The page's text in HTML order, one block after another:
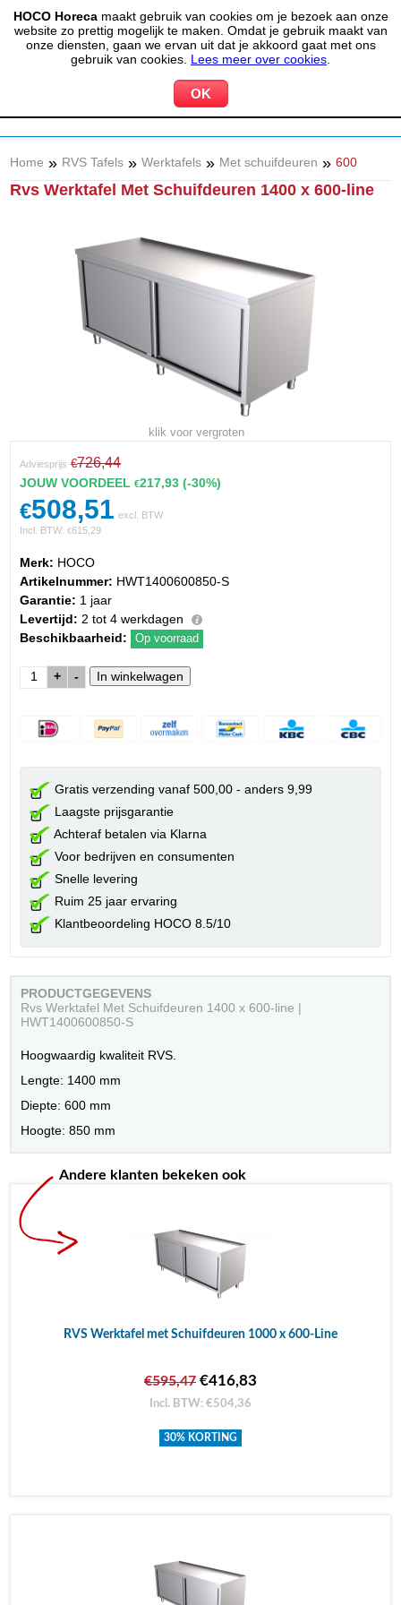
HOCO Horecamaakt gebruik van cookies om je bezoek aan onze
website zo prettig mogelijk te maken. Omdat je gebruik maakt van
onze diensten, gaan we ervan uit dat je akkoord gaat met ons
gebruik van cookies. Lees meer over cookies
(020) 497 6325 info@hocohoreca.nl
MIJN ACCOUNT 0 WINKELWAGEN
Home » RVS Tafels » Werktafels » Met schuifdeuren » 600
Rvs Werktafel Met Schuifdeuren 1400 x 600-line
klik voor vergroten
Adviesprijs €726,44
JOUW VOORDEEL€217,93 (-30%)
€508,51 excl. BTW
Incl. BTW:€615,29
Merk: HOCO
Artikelnummer: HWT1400600850-S
Garantie: 1 jaar
Levertijd: 2 tot 4 werkdagen
Beschikbaarheid:
Op voorraad
+ -
Gratis verzending vanaf 500,00 - anders 9,99
Laagste prijsgarantie
Achteraf betalen via Klarna
Voor bedrijven en consumenten
Snelle levering
Ruim 25 jaar ervaring
Klantbeoordeling HOCO 8.5/10
PRODUCTGEGEVENS
Rvs Werktafel Met Schuifdeuren 1400 x 600-line |
HWT1400600850-S
Hoogwaardig kwaliteit RVS.
Lengte: 1400 mm
Diepte: 600 mm
Hoogte: 850 mm
Andere klanten bekeken ook
RVS Werktafel met Schuifdeuren 1000 x 600-Line
€595,47 €416,83
Incl. BTW: €504,36
30% KORTING